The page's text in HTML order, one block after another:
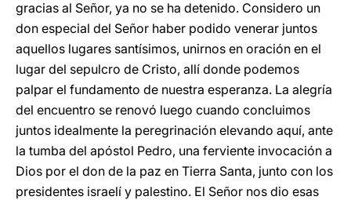
gracias al Señor, ya no se ha detenido. Considero un
don especial del Señor haber podido venerar juntos
aquellos lugares santísimos, unirnos en oración en el
lugar del sepulcro de Cristo, allí donde podemos
palpar el fundamento de nuestra esperanza. La alegría
del encuentro se renovó luego cuando concluimos
juntos idealmente la peregrinación elevando aquí, ante
la tumba del apóstol Pedro, una ferviente invocación a
Dios por el don de la paz en Tierra Santa, junto con los
presidentes israelí y palestino. El Señor nos dio esas